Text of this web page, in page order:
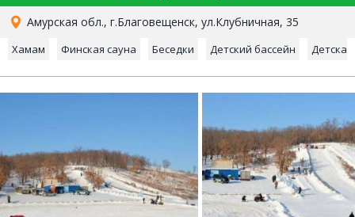
Амурская обл., г.Благовещенск, ул.Клубничная, 35
Хамам Финская сауна Беседки Детский бассейн